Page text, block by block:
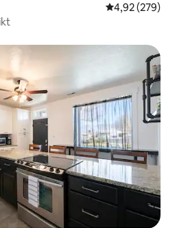
4,92 av 5 i
4,92 (279)